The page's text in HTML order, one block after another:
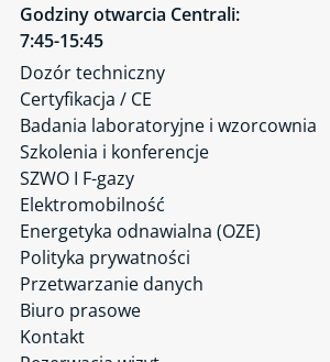
Godziny otwarcia Centrali:
7:45-15:45
Dozór techniczny
Certyfikacja / CE
Badania laboratoryjne i wzorcownia
Szkolenia i konferencje
SZWO I F-gazy
Elektromobilność
Energetyka odnawialna (OZE)
Polityka prywatności
Przetwarzanie danych
Biuro prasowe
Kontakt